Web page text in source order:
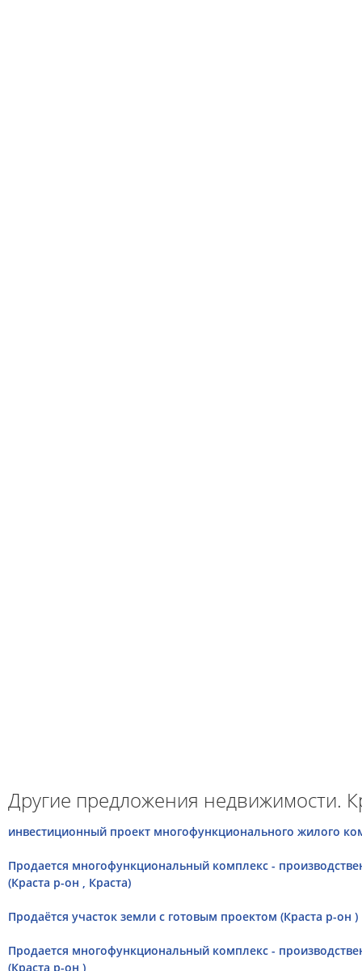
Другие предложения недвижимости.
инвестиционный проект многофункционального жилого
Продается многофункциональный комплекс -
(Краста р-он , Краста)
Продаётся участок земли с готовым проектом (Краста р-он )
Продается многофункциональный комплекс -
(Краста р-он )